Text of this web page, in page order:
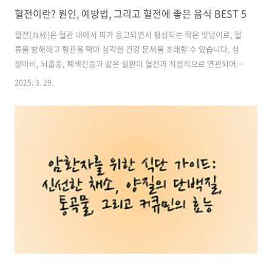
혈전이란? 원인, 예방법, 그리고 혈전에 좋은 음식 BEST 5
혈전(血栓)은 혈관 내에서 피가 응고되면서 형성되는 작은 핏덩이로, 혈
류를 방해하고 혈관을 막아 심각한 건강 문제를 초래할 수 있습니다. 심
장마비, 뇌졸중, 폐색전증과 같은 질환이 혈전과 직접적으로 연관되어 있
으며, 혈전 예방이 곧 건강한 혈관 관리로 이어집니다.현대인의 불규칙한
아지고 있습니다. 하지만 혈전 형성을 예방하는 방법과 혈액순환을 돕는
질환 4. 혈전에 좋은 음식 BEST 5 혈전에 좋은 영양제 추천,..
2025. 3. 29.